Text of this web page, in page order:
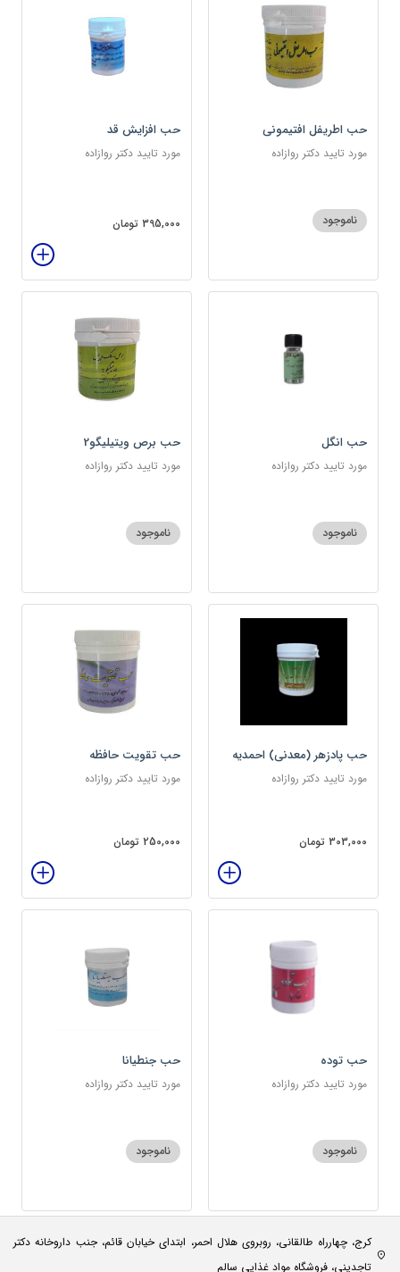
حب اطریفل افتیمونی
مورد تایید دکتر روازاده
ناموجود
حب افزایش قد
مورد تایید دکتر روازاده
395,000 تومان
حب انگل
مورد تایید دکتر روازاده
ناموجود
حب برص ویتیلیگو2
مورد تایید دکتر روازاده
ناموجود
حب پادزهر (معدنی) احمدیه
مورد تایید دکتر روازاده
303,000 تومان
حب تقویت حافظه
مورد تایید دکتر روازاده
250,000 تومان
حب توده
مورد تایید دکتر روازاده
ناموجود
حب جنطیانا
مورد تایید دکتر روازاده
ناموجود
کرج، چهارراه طالقانی، روبروی هلال احمر، ابتدای خیابان قائم، جنب داروخانه دکتر
تاجدینی، فروشگاه مواد غذایی سالم